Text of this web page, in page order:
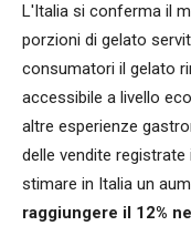
L'Italia si conferma il
porzioni di gelato
consumatori il gelato
accessibile a livello
altre esperienze
delle vendite
stimare in Italia un
raggiungere il 12%